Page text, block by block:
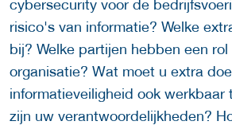
cybersecurity voor de
risico's van informatie? Welke
bij? Welke partijen hebben een
organisatie? Wat moet u extra
informatieveiligheid ook werkbaar
zijn uw verantwoordelijkheden?